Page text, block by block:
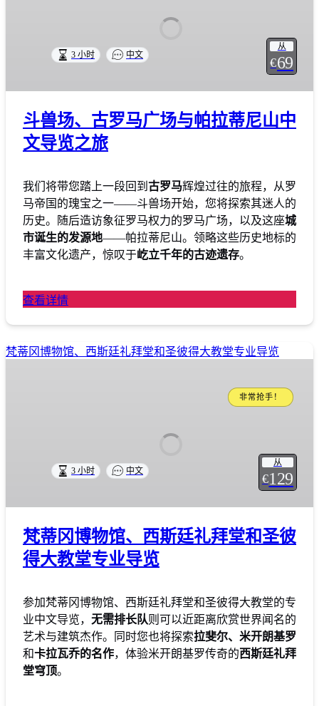
从
€69
3 小时 中文
斗兽场、古罗马广场与帕拉蒂尼山中
文导览之旅
我们将带您踏上一段回到 古罗马辉煌过往的旅程，从罗
马帝国的瑰宝之一——斗兽场开始，您将探索其迷人的
历史。随后造访象征罗马权力的罗马广场，以及这座城
市诞生的发源地——帕拉蒂尼山。领略这些历史地标的
丰富文化遗产，惊叹于屹立千年的古迹遗存。
查看详情
梵蒂冈博物馆、西斯廷礼拜堂和圣彼得大教堂专业导览
非常抢手！
从
€129
3 小时 中文
梵蒂冈博物馆、西斯廷礼拜堂和圣彼
得大教堂专业导览
参加梵蒂冈博物馆、西斯廷礼拜堂和圣彼得大教堂的专
业中文导览， 无需排长队则可以近距离欣赏世界闻名的
艺术与建筑杰作。同时您也将探索拉斐尔、米开朗基罗
和卡拉瓦乔的名作，体验米开朗基罗传奇的西斯廷礼拜
堂穹顶。